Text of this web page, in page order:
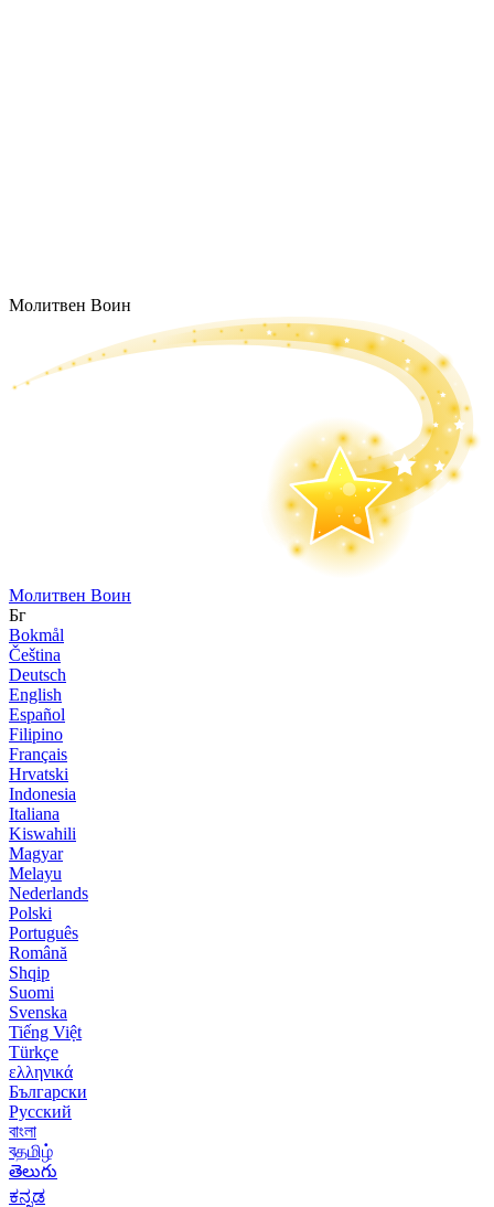
Молитвен Воин
Молитвен Воин
Бг
Bokmål
Čeština
Deutsch
English
Español
Filipino
Français
Hrvatski
Indonesia
Italiana
Kiswahili
Magyar
Melayu
Nederlands
Polski
Português
Română
Shqip
Suomi
Svenska
Tiếng Việt
Türkçe
ελληνικά
Български
Русский
বাংলা
বதமிழ்
తెలుగు
ಕನ್ನಡ